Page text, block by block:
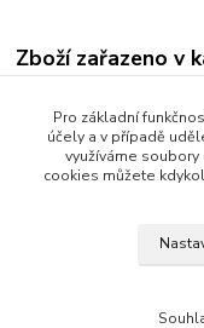
Zboží zařazeno v
Dosedací plocha
Závit M12x1,25
Pro základní
účely a v případě
využíváme
cookies můžete